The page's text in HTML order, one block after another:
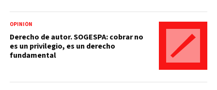
OPINIÓN
Derecho de autor. SOGESPA: cobrar no
es un privilegio, es un derecho
fundamental